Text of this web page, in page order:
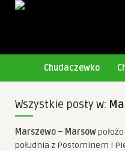
Chudaczewko
Wszystkie posty w:
Marszewo – Marsow
południa z Postominem i